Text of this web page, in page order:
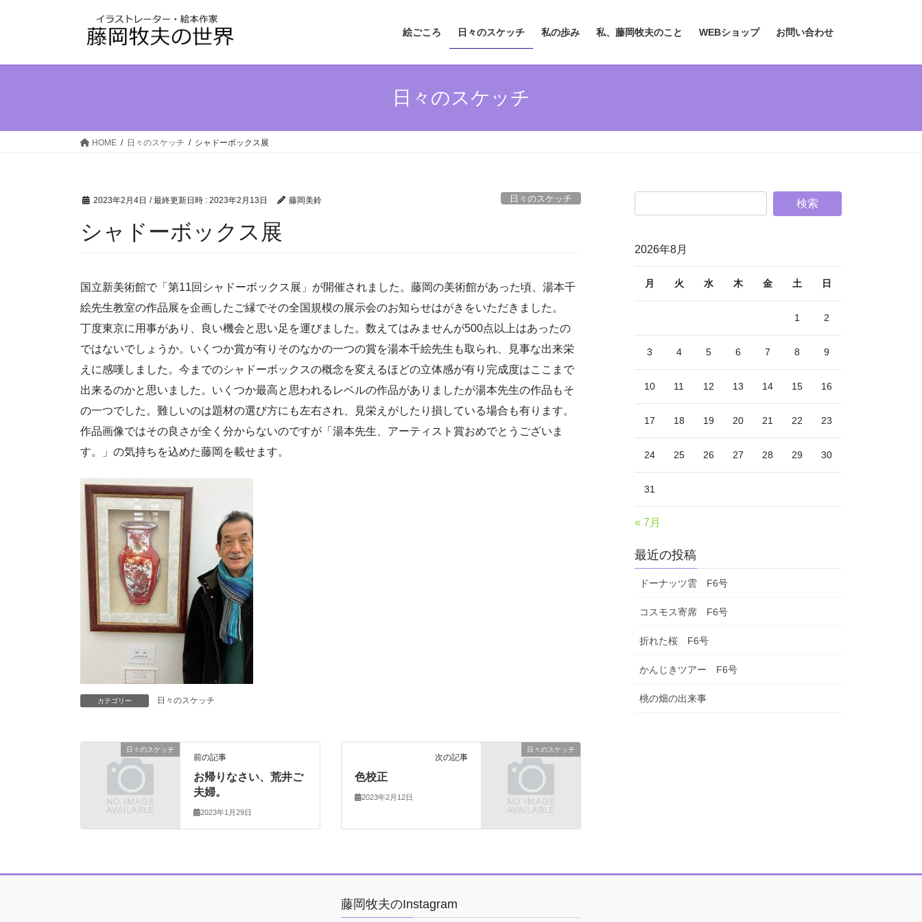
絵ごころ 日々のスケッチ 私の歩み 私、藤岡牧夫のこと WEBショップ お問い合わせ
日々のスケッチ
HOME 日々のスケッチ シャドーボックス展
2023年2月4日 / 最終更新日時 : 2023年2月13日 藤岡美鈴 日々のスケッチ
シャドーボックス展
国立新美術館で「第11回シャドーボックス展」が開催されました。藤岡の美術館があった頃、湯本千
絵先生教室の作品展を企画したご縁でその全国規模の展示会のお知らせはがきをいただきました。
丁度東京に用事があり、良い機会と思い足を運びました。数えてはみませんが500点以上はあったの
ではないでしょうか。いくつか賞が有りそのなかの一つの賞を湯本千絵先生も取られ、見事な出来栄
えに感嘆しました。今までのシャドーボックスの概念を変えるほどの立体感が有り完成度はここまで
出来るのかと思いました。いくつか最高と思われるレベルの作品がありましたが湯本先生の作品もそ
の一つでした。難しいのは題材の選び方にも左右され、見栄えがしたり損している場合も有ります。
作品画像ではその良さが全く分からないのですが「湯本先生、アーティスト賞おめでとうございま
す。」の気持ちを込めた藤岡を載せます。
カテゴリー 日々のスケッチ
日々のスケッチ
前の記事
お帰りなさい、荒井ご
夫婦。
2023年1月29日
日々のスケッチ
次の記事
色校正
2023年2月12日
2026年8月
月 火 水 木 金 土 日
1 2
3 4 5 6 7 8 9
10 11 12 13 14 15 16
17 18 19 20 21 22 23
24 25 26 27 28 29 30
31
« 7月
最近の投稿
ドーナッツ雲 F6号
コスモス寄席 F6号
折れた桜 F6号
かんじきツアー F6号
桃の畑の出来事
藤岡牧夫のInstagram